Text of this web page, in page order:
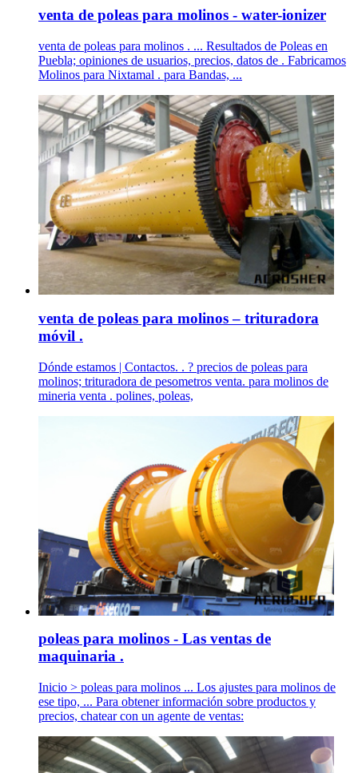
venta de poleas para molinos - water-ionizer
venta de poleas para molinos . ... Resultados de Poleas en
Puebla; opiniones de usuarios, precios, datos de . Fabricamos
Molinos para Nixtamal . para Bandas, ...
venta de poleas para molinos – trituradora
móvil .
Dónde estamos | Contactos. . ? precios de poleas para
molinos; trituradora de pesometros venta. para molinos de
mineria venta . polines, poleas,
poleas para molinos - Las ventas de
maquinaria .
Inicio > poleas para molinos ... Los ajustes para molinos de
ese tipo, ... Para obtener información sobre productos y
precios, chatear con un agente de ventas: